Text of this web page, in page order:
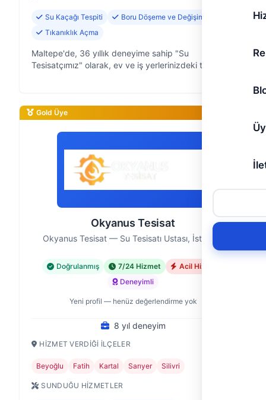
Su Kaçağı Tespiti
Boru Döşeme ve Değişimi
Tıkanıklık Açma
Maltepe'de, 36 yıllık deneyime sahip "Su
Tesisatçımız" olarak, ev ve iş yerlerinizdeki tüm
Gold Üye
Okyanus Tesisat
Okyanus Tesisat — Su Tesisatı Ustası, İstanbul
Doğrulanmış 7/24 Hizmet
Acil Hizmet
Deneyimli
Yeni profil — henüz değerlendirme yok
8 yıl deneyim
HIZMET VERDIĞI İLÇELER
Beyoğlu Fatih Kartal Sarıyer Silivri
SUNDUĞU HIZMETLER